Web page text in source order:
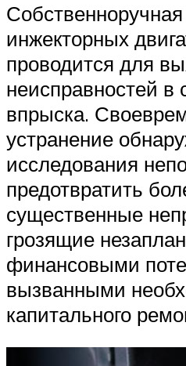
инжекторных
проводится для
неисправностей в
впрыска.
устранение
исследования
предотвратить
существенные
грозящие
финансовыми
вызванными
капитального